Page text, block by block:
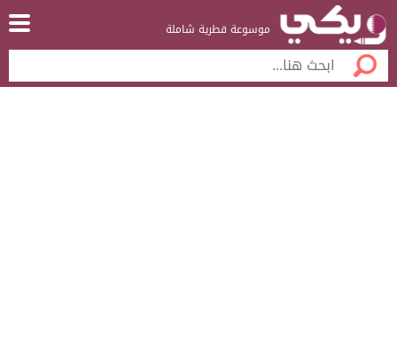
موسوعة قطرية شاملة